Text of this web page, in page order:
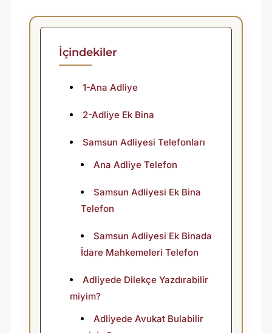
I
İçindekiler
1-Ana Adliye
2-Adliye Ek Bina
Samsun Adliyesi Telefonları
Ana Adliye Telefon
Samsun Adliyesi Ek Bina
Telefon
Samsun Adliyesi Ek Binada
İdare Mahkemeleri Telefon
Adliyede Dilekçe Yazdırabilir
miyim?
Adliyede Avukat Bulabilir